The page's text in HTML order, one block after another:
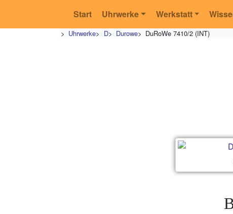
Start Uhrwerke Werkstatt
> Uhrwerke> D> Durowe> DuRoWe 7410/2 (INT)